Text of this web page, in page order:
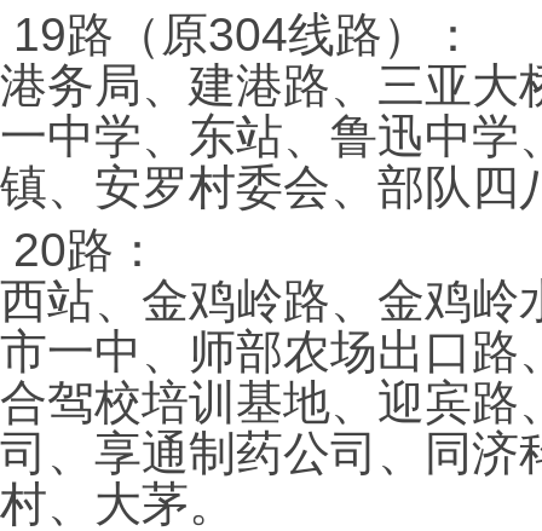
19路（原304线路）：
港务局、建港路、三亚大
一中学、东站、鲁迅中学
镇、安罗村委会、部队四
20路：
西站、金鸡岭路、金鸡岭
市一中、师部农场出口路
合驾校培训基地、迎宾路
司、享通制药公司、同济
村、大茅。